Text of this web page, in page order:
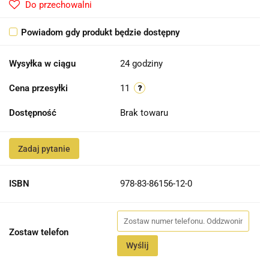
Do przechowalni
Powiadom gdy produkt będzie dostępny
Wysyłka w ciągu 24 godziny
Cena przesyłki 11
Dostępność Brak towaru
Zadaj pytanie
ISBN 978-83-86156-12-0
Zostaw telefon
Wyślij